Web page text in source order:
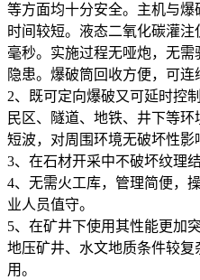
等方面均十分安全。主机与
时间较短。液态二氧化碳灌
毫秒。实施过程无哑炮，无
隐患。爆破筒回收方便，可连
2、既可定向爆破又可延时控
民区、隧道、地铁、井下等
短波，对周围环境无破坏性影
3、在石材开采中不破坏纹理
4、无需火工库，管理简便，
业人员值守。
5、在矿井下使用其性能更加
地压矿井、水文地质条件较
用。